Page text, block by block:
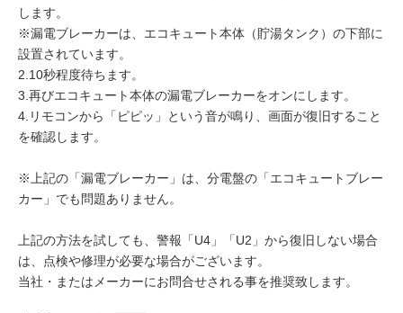
します。
※漏電ブレーカーは、エコキュート本体（貯湯タンク）の下部に
設置されています。
2.10秒程度待ちます。
3.再びエコキュート本体の漏電ブレーカーをオンにします。
4.リモコンから「ピピッ」という音が鳴り、画面が復旧すること
を確認します。
※上記の「漏電ブレーカー」は、分電盤の「エコキュートブレー
カー」でも問題ありません。
上記の方法を試しても、警報「U4」「U2」から復旧しない場合
は、点検や修理が必要な場合がございます。
当社・またはメーカーにお問合せされる事を推奨致します。